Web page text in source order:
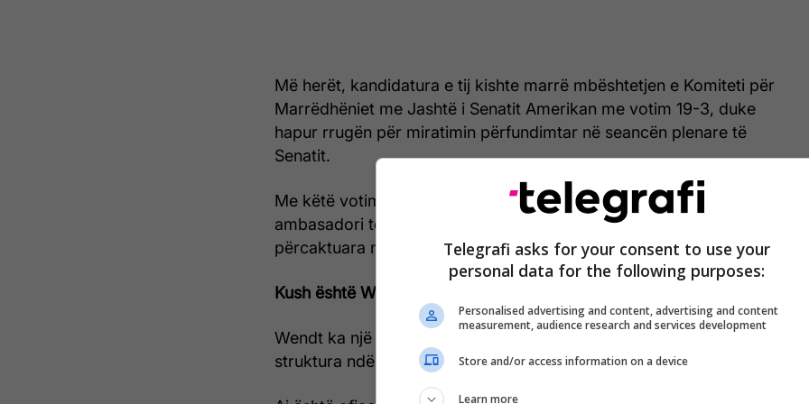
Më herët, kandidatura e tij kishte marrë mbështetjen e Komiteti për
Marrëdhëniet me Jashtë i Senatit Amerikan me votim 19-3, duke
hapur rrugën për miratimin përfundimtar në seancën plenare të
Senatit.
Me këtë votim, procedura e konfirmimit përfundon dhe pritet që
ambasadori të marrë detyrën në ditët në vijim, sipas afateve të
përcaktuara nga administrata amerikane, raporton euroenews.al.
Kush është Wendt?
Wendt ka një karrierë të gjatë mbi tri dekada në ushtri dhe në
struktura ndërkombëtare të sigurisë.
Telegrafi asks for your consent to use your
personal data for the following purposes:
Personalised advertising and content, advertising and content
measurement, audience research and services development
Store and/or access information on a device
Learn more